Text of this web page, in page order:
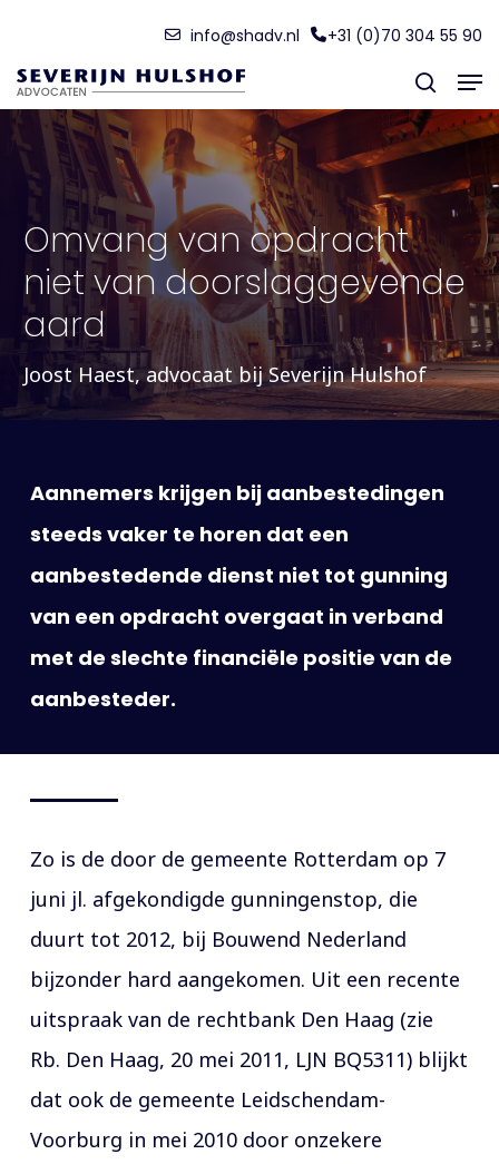
main
content
info@shadv.nl +31 (0)70 304 55 90
search
Omvang van opdracht
niet van doorslaggevende
aard
Joost Haest, advocaat bij Severijn Hulshof
Aannemers krijgen bij aanbestedingen
steeds vaker te horen dat een
aanbestedende dienst niet tot gunning
van een opdracht overgaat in verband
met de slechte financiële positie van de
aanbesteder.
Zo is de door de gemeente Rotterdam op 7
juni jl. afgekondigde gunningenstop, die
duurt tot 2012, bij Bouwend Nederland
bijzonder hard aangekomen. Uit een recente
uitspraak van de rechtbank Den Haag (zie
Rb. Den Haag, 20 mei 2011, LJN BQ5311) blijkt
dat ook de gemeente Leidschendam-
Voorburg in mei 2010 door onzekere